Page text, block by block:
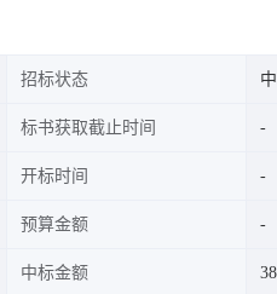
招标状态
标书获取截止时间
开标时间
预算金额
中标金额